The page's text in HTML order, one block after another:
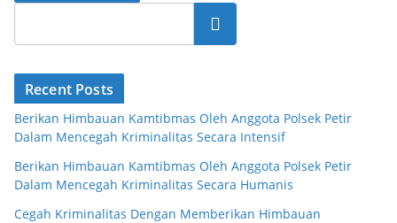
Cari
Recent Posts
Berikan Himbauan Kamtibmas Oleh Anggota Polsek Petir
Dalam Mencegah Kriminalitas Secara Intensif
Berikan Himbauan Kamtibmas Oleh Anggota Polsek Petir
Dalam Mencegah Kriminalitas Secara Humanis
Cegah Kriminalitas Dengan Memberikan Himbauan